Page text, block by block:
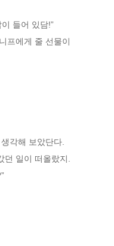
들어 있담!”
프에게 줄 선물이
각해 보았단다.
일이 떠올랐지.